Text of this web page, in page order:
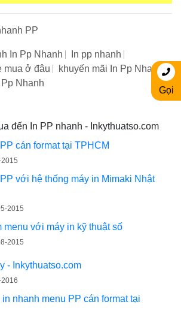
PP
In Pp Nhanh
In pp nhanh
mua ở đâu
khuyến mãi In Pp Nhanh
Nhanh
đến In PP nhanh - Inkythuatso.com
cán format tại TPHCM
với hệ thống máy in Mimaki Nhật
2015
menu với máy in kỹ thuật số
2015
- Inkythuatso.com
in nhanh menu PP cán format tại
Gọi